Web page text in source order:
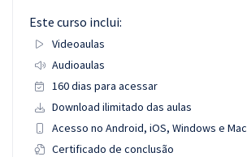
Este curso inclui:
Videoaulas
Audioaulas
160 dias para acessar
Download ilimitado das aulas
Acesso no Android, iOS, Windows e Mac
Certificado de conclusão